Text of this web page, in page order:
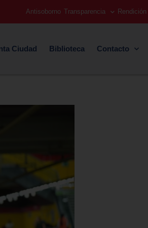
Antisoborno Transparencia
Ciudad Biblioteca Contacto